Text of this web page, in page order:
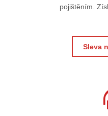
pojištěním.
Sleva